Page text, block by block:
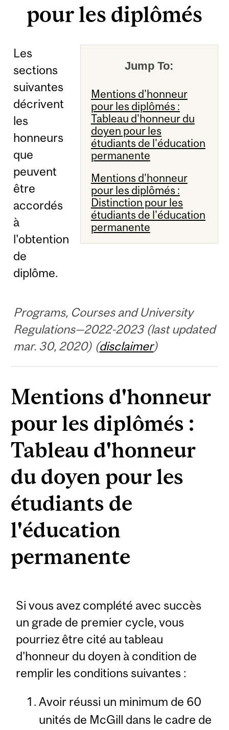
pour les diplômés
Jump To:
Mentions d'honneur
pour les diplômés :
Tableau d'honneur du
doyen pour les
étudiants de l'éducation
permanente
Mentions d'honneur
pour les diplômés :
Distinction pour les
étudiants de l'éducation
permanente
Les
sections
suivantes
décrivent
les
honneurs
que
peuvent
être
accordés
à
l'obtention
de
diplôme.
Programs, Courses and University
Regulations—2022-2023 (last updated
mar. 30, 2020) (disclaimer)
Mentions d'honneur
pour les diplômés :
Tableau d'honneur
du doyen pour les
étudiants de
l'éducation
permanente
Si vous avez complété avec succès
un grade de premier cycle, vous
pourriez être cité au tableau
d'honneur du doyen à condition de
remplir les conditions suivantes :
Avoir réussi un minimum de 60
unités de McGill dans le cadre de